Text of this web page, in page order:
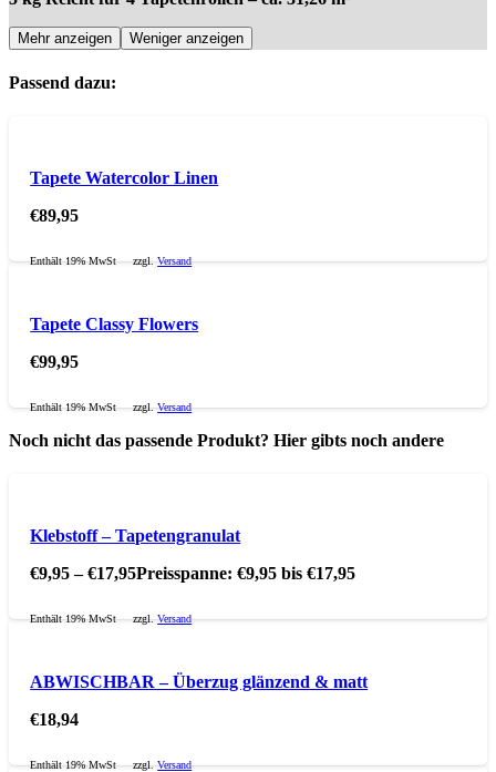
Mehr anzeigen Weniger anzeigen
Passend dazu:
Tapete Watercolor Linen
€89,95
Enthält 19% MwSt zzgl.Versand
Tapete Classy Flowers
€99,95
Enthält 19% MwSt zzgl.Versand
Noch nicht das passende Produkt? Hier gibts noch andere
Klebstoff – Tapetengranulat
€9,95 –€17,95Preisspanne: €9,95 bis €17,95
Enthält 19% MwSt zzgl.Versand
ABWISCHBAR – Überzug glänzend & matt
€18,94
Enthält 19% MwSt zzgl.Versand